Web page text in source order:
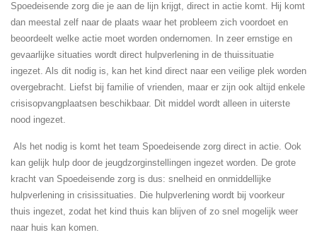
Spoedeisende zorg die je aan de lijn krijgt, direct in actie komt. Hij komt
dan meestal zelf naar de plaats waar het probleem zich voordoet en
beoordeelt welke actie moet worden ondernomen. In zeer ernstige en
gevaarlijke situaties wordt direct hulpverlening in de thuissituatie
ingezet. Als dit nodig is, kan het kind direct naar een veilige plek worden
overgebracht. Liefst bij familie of vrienden, maar er zijn ook altijd enkele
crisisopvangplaatsen beschikbaar. Dit middel wordt alleen in uiterste
nood ingezet.
Als het nodig is komt het team Spoedeisende zorg direct in actie. Ook
kan gelijk hulp door de jeugdzorginstellingen ingezet worden. De grote
kracht van Spoedeisende zorg is dus: snelheid en onmiddellijke
hulpverlening in crisissituaties. Die hulpverlening wordt bij voorkeur
thuis ingezet, zodat het kind thuis kan blijven of zo snel mogelijk weer
naar huis kan komen.